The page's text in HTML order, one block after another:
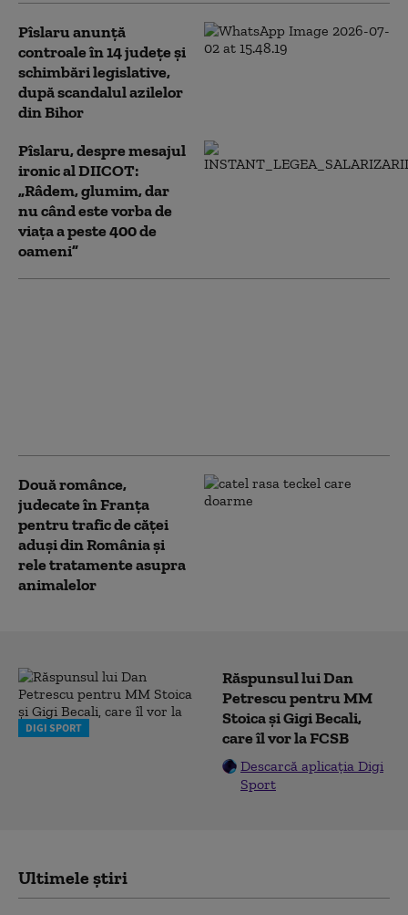
Pîslaru anunță
controale în 14 județe și
schimbări legislative,
după scandalul azilelor
din Bihor
Pîslaru, despre mesajul
ironic al DIICOT:
„Râdem, glumim, dar
nu când este vorba de
viața a peste 400 de
oameni”
Două românce,
judecate în Franța
pentru trafic de căţei
aduşi din România și
rele tratamente asupra
animalelor
DIGI SPORT
Răspunsul lui Dan
Petrescu pentru MM
Stoica și Gigi Becali,
care îl vor la FCSB
Descarcă aplicația Digi
Sport
Ultimele știri